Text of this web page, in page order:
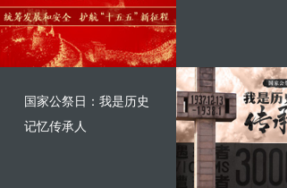
国家公祭日：我是历史
记忆传承人